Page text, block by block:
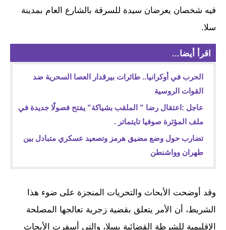
فيه شخصان يعرضان سيدة للسرقة بالشارع العام بمدينة
سلا.
اقرأ أيضا...
الحرب في أوكرانيا.. طائرات بيرقدار العصا السحرية ضد
القوات الروسية
عاجل :اعتقال رضا ” الملقب بشياكة” يفتح فصولًا جديدة في
ملف المؤثرة صوفيا تايتماتر .
تضارب حول وضع مضيق هرمز وتصعيد عسكري متبادل بين
طهران وواشنطن
وقد أوضحت الأبحاث والتحريات المنجزة على ضوء هذا
الشريط، أن الأمر يتعلق بقضية زجرية تعالجها المصلحة
الإقليمية للشرطة القضائية بسلا، والتي أسفرت الأبحاث